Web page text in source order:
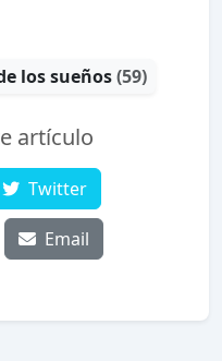
los sueños(59)
artículo
Twitter
Email